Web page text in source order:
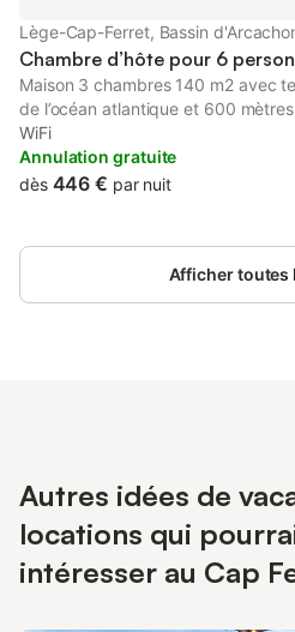
Lège-Cap-Ferret, Bassin
Chambre d’hôte pour 6
Maison 3 chambres 140 m2 avec
de l’océan atlantique et 600
plages du bassin d’Arcachon et
marché. L’odeur d’iode et le bruit
supplémentaires
WiFi
Annulation gratuite
dès 446 € par nuit
Afficher toutes
Autres idées de
locations qui
intéresser au Cap